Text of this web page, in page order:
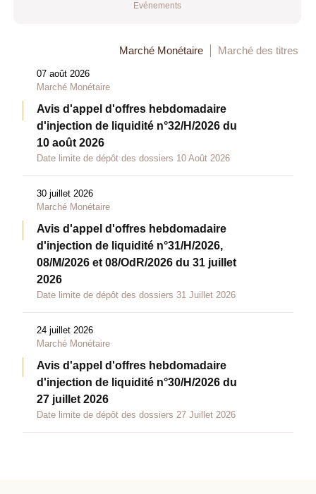
Evénements
Marché Monétaire Marché des titres
07 août 2026
Marché Monétaire
Avis d'appel d'offres hebdomadaire
d'injection de liquidité n°32/H/2026 du
10 août 2026
Date limite de dépôt des dossiers 10 Août 2026
30 juillet 2026
Marché Monétaire
Avis d'appel d'offres hebdomadaire
d'injection de liquidité n°31/H/2026,
08/M/2026 et 08/OdR/2026 du 31 juillet
2026
Date limite de dépôt des dossiers 31 Juillet 2026
24 juillet 2026
Marché Monétaire
Avis d'appel d'offres hebdomadaire
d'injection de liquidité n°30/H/2026 du
27 juillet 2026
Date limite de dépôt des dossiers 27 Juillet 2026